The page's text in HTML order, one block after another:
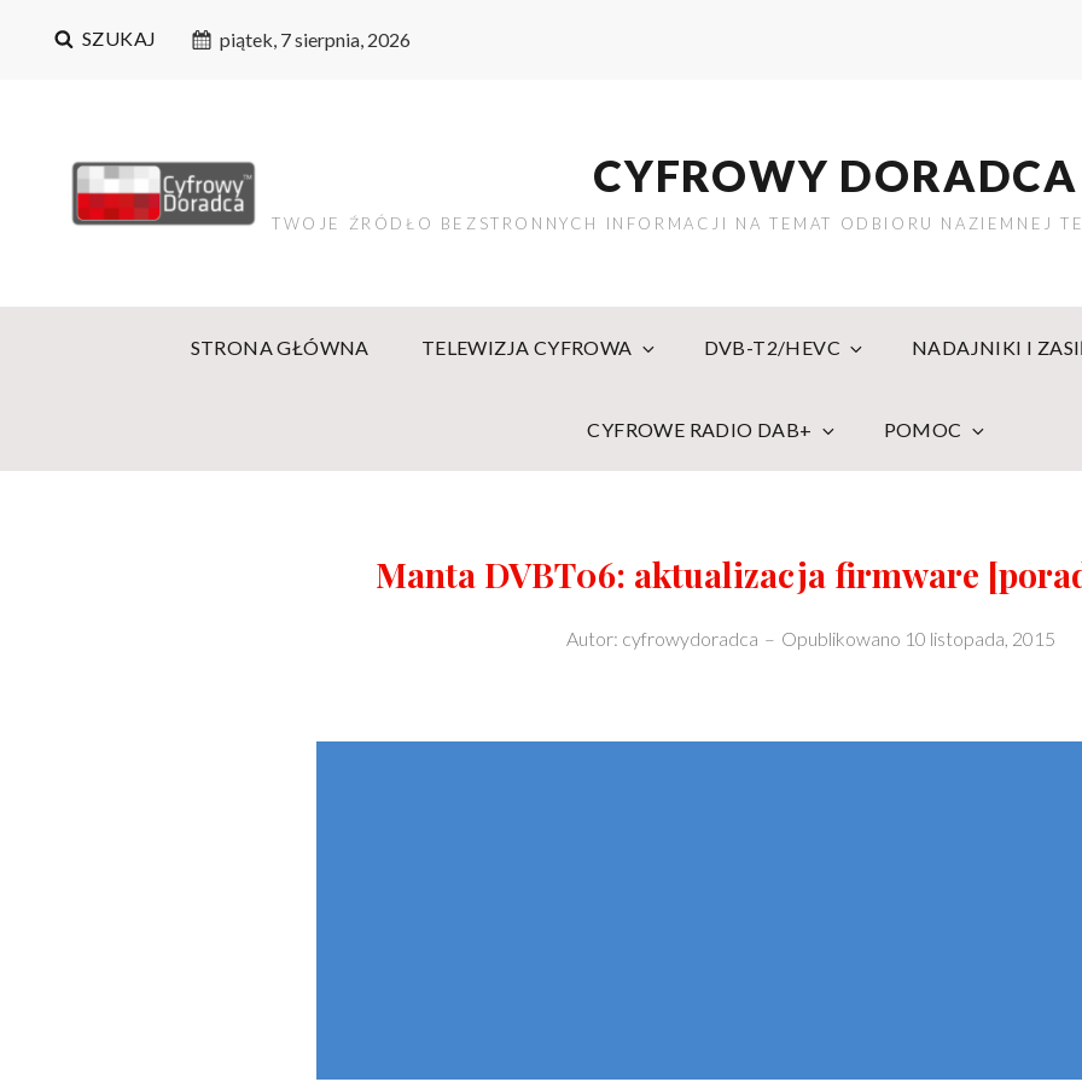
SZUKAJ piątek, 7 sierpnia, 2026
CYFROWY DORADCA
TWOJE ŹRÓDŁO BEZSTRONNYCH INFORMACJI NA TEMAT ODBIORU NAZIEMNEJ
STRONA GŁÓWNA TELEWIZJA CYFROWA DVB-T2/HEVC NADAJNIKI I
CYFROWE RADIO DAB+ POMOC
Manta DVBT06: aktualizacja firmware
Autor: cyfrowydoradca – Opublikowano 10 listopada, 2015